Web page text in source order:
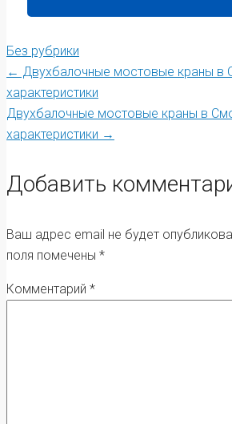
Без рубрики
Post
navigation
← Двухбалочные мостовые краны в
характеристики
Двухбалочные мостовые краны в
характеристики →
Добавить
Ваш адрес email не будет
поля помечены *
Комментарий *